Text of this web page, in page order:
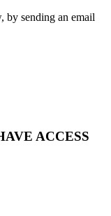
by sending an email
ACCESS